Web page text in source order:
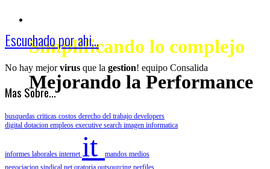
Simplificando lo complejo
Mejorando la Performance
Escuchado por ahi...
No hay mejorvirus que la gestion! equipo Consalida
Mas Sobre...
busquedas criticas costos derecho del trabajo developers
digital dotacion empleos executive search imagen informatica
informes laborales internet it
mandos medios
negociacion sindical netoratoria outsourcing perfiles